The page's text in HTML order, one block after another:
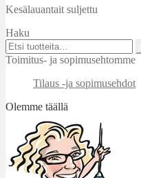
Kesälauantait suljettu
Haku
Etsi:
Toimitus- ja sopimusehtomme
Tilaus -ja sopimusehdot
Olemme täällä